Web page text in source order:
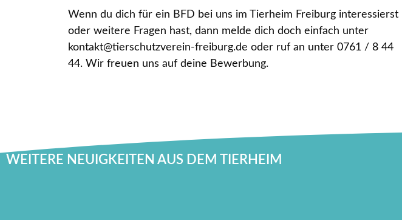
Wenn du dich für ein BFD bei uns im Tierheim Freiburg interessierst
oder weitere Fragen hast, dann melde dich doch einfach unter
kontakt@tierschutzverein-freiburg.de oder ruf an unter 0761 / 8 44
44. Wir freuen uns auf deine Bewerbung.
WEITERE NEUIGKEITEN AUS DEM TIERHEIM